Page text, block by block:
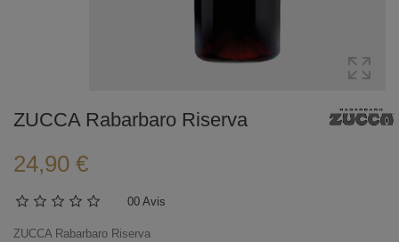
ZUCCA Rabarbaro Riserva
24,90 €
00 Avis
ZUCCA Rabarbaro Riserva